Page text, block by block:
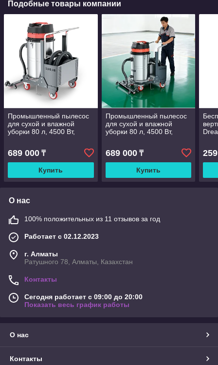
Подобные товары компании
Промышленный пылесос
для сухой и влажной
уборки 80 л, 4500 Вт,
множество насадок
689 000 ₸
Купить
Промышленный пылесос
для сухой и влажной
уборки 80 л, 4500 Вт,
множество насадок
689 000₸
Купить
О нас
100% положительных из 11 отзывов за год
Работает с 02.12.2023
г. Алматы
Ратушного 78, Алматы, Казахстан
Контакты
Сегодня работает с 09:00 до 20:00
Показать весь график работы
О нас
Контакты